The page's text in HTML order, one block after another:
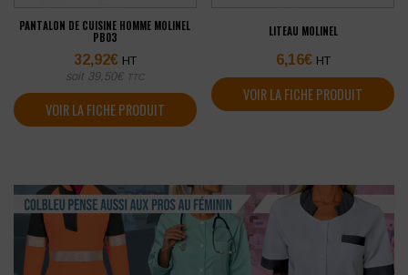
PANTALON DE CUISINE HOMME MOLINEL
PB03
32,92€ HT
soit 39,50€ TTC
VOIR LA FICHE PRODUIT
LITEAU MOLINEL
6,16€ HT
VOIR LA FICHE PRODUIT